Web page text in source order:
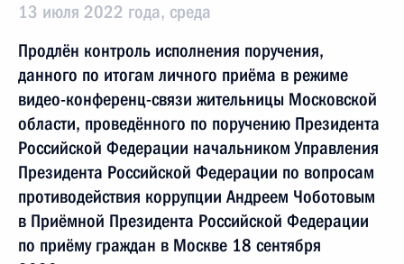
13 июля 2022 года, среда
Продлён контроль исполнения поручения,
данного по итогам личного приёма в режиме
видео-конференц-связи жительницы Московской
области, проведённого по поручению Президента
Российской Федерации начальником Управления
Президента Российской Федерации по вопросам
противодействия коррупции Андреем Чоботовым
в Приёмной Президента Российской Федерации
по приёму граждан в Москве 18 сентября